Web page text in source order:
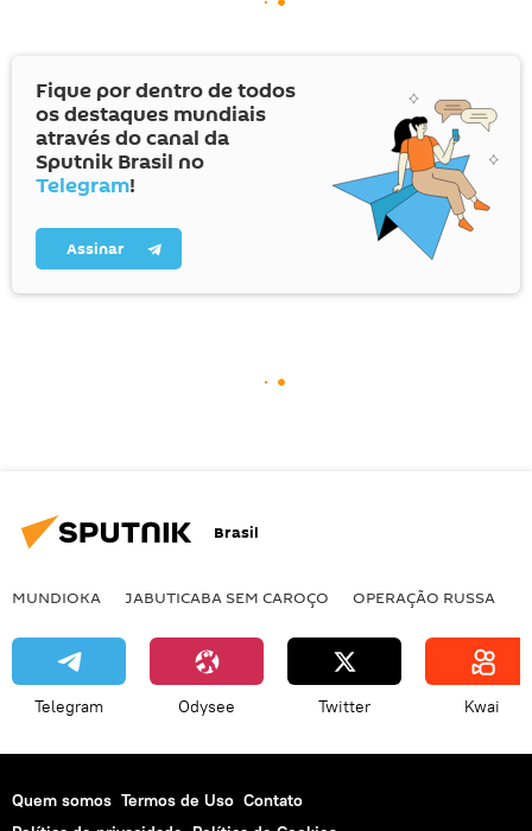
Fique por dentro de todos
os destaques mundiais
através do canal da
Sputnik Brasil no
Telegram!
Assinar
Brasil
MUNDIOKA JABUTICABA SEM CAROÇO OPERAÇÃO RUSSA
Telegram Odysee Twitter Kwai
Quem somos Termos de Uso Contato